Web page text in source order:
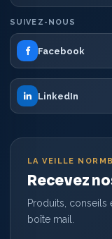
SUIVEZ-NOUS
Facebook
LinkedIn
LA VEILLE
Recevez
Produits, conseils
boîte mail.